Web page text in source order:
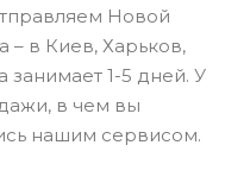
Новой
– в Киев, Харьков,
занимает 1-5 дней. У
в чем вы
нашим сервисом.